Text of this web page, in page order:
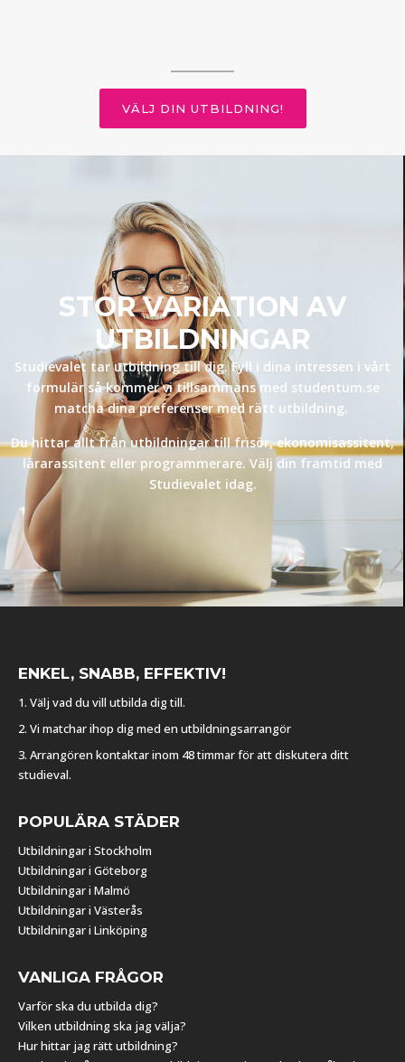
VÄLJ DIN UTBILDNING!
STOR VARIATION AV
UTBILDNINGAR
Studievalet tar utbildning till dig. Fyll i dina intressen i vårt
formulär så kommer vi tillsammans med studentum.se
matcha dina preferenser med rätt utbildning.
Du hittar allt från utbildningar till frisör, ekonomisassitent,
lärarassitent eller programmerare. Välj din framtid med
Studievalet idag.
ENKEL, SNABB, EFFEKTIV!
1. Välj vad du vill utbilda dig till.
2. Vi matchar ihop dig med en utbildningsarrangör
3. Arrangören kontaktar inom 48 timmar för att diskutera ditt
studieval.
POPULÄRA STÄDER
Utbildningar i Stockholm
Utbildningar i Göteborg
Utbildningar i Malmö
Utbildningar i Västerås
Utbildningar i Linköping
VANLIGA FRÅGOR
Varför ska du utbilda dig?
Vilken utbildning ska jag välja?
Hur hittar jag rätt utbildning?